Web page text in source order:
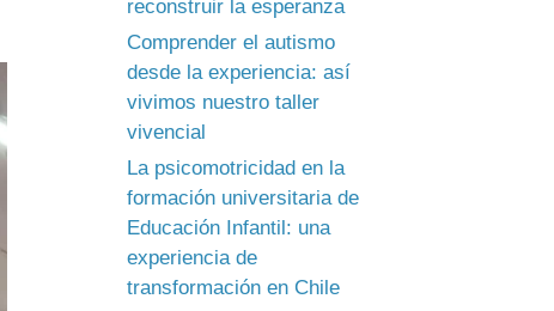
reconstruir la esperanza
Comprender el autismo
desde la experiencia: así
vivimos nuestro taller
vivencial
La psicomotricidad en la
formación universitaria de
Educación Infantil: una
experiencia de
transformación en Chile